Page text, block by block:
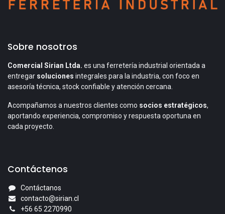
Sobre nosotros
Comercial Sirian Ltda. es una ferretería industrial orientada a
entregar soluciones integrales para la industria, con foco en
asesoría técnica, stock confiable y atención cercana.
Acompañamos a nuestros clientes como socios estratégicos,
aportando experiencia, compromiso y respuesta oportuna en
cada proyecto.
Contáctenos
Contáctanos
contacto@sirian.cl
+56 65 2270990